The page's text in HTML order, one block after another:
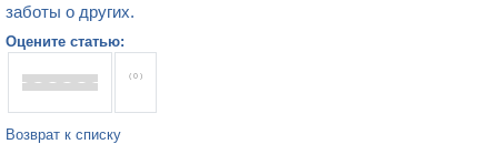
заботы о других.
Оцените статью:
( 0 )
Возврат к списку